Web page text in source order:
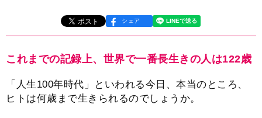
シェア
これまでの記録上、世界で一番長生きの人は122歳
「人生100年時代」といわれる今日、本当のところ、
ヒトは何歳まで生きられるのでしょうか。